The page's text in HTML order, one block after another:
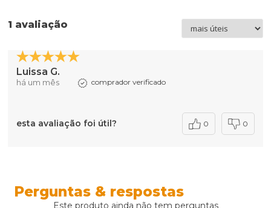
1 avaliação
Luissa G.
há um mês comprador verificado
esta avaliação foi útil? 0 0
Perguntas & respostas
Este produto ainda não tem perguntas